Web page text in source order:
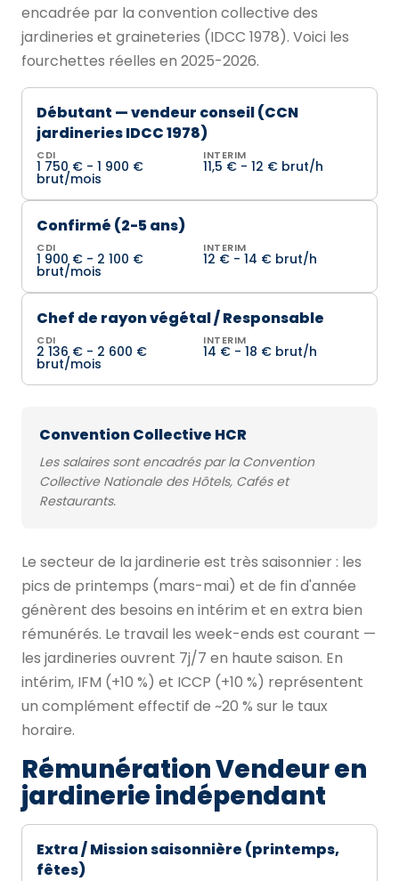
encadrée par la convention collective des
jardineries et graineteries (IDCC 1978). Voici les
fourchettes réelles en 2025-2026.
Débutant — vendeur conseil (CCN
jardineries IDCC 1978)
CDI
1 750 € - 1 900 €
brut/mois
INTERIM
11,5 € - 12 € brut/h
Confirmé (2-5 ans)
CDI
1 900 € - 2 100 €
brut/mois
INTERIM
12 € - 14 € brut/h
Chef de rayon végétal / Responsable
CDI
2 136 € - 2 600 €
brut/mois
INTERIM
14 € - 18 € brut/h
Convention Collective HCR
Les salaires sont encadrés par la Convention
Collective Nationale des Hôtels, Cafés et
Restaurants.
Le secteur de la jardinerie est très saisonnier : les
pics de printemps (mars-mai) et de fin d'année
génèrent des besoins en intérim et en extra bien
rémunérés. Le travail les week-ends est courant —
les jardineries ouvrent 7j/7 en haute saison. En
intérim, IFM (+10 %) et ICCP (+10 %) représentent
un complément effectif de ~20 % sur le taux
horaire.
Rémunération Vendeur en
jardinerie indépendant
Extra / Mission saisonnière (printemps,
fêtes)